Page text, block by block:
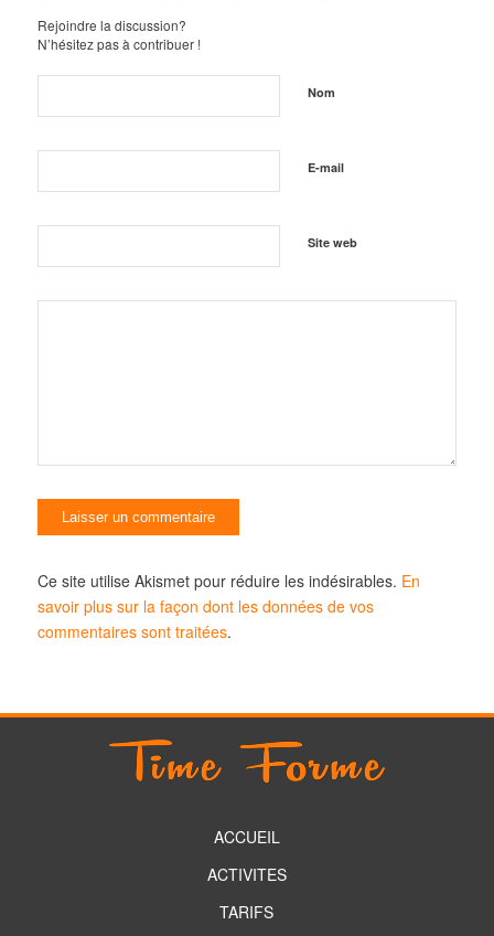
Rejoindre la discussion?
N’hésitez pas à contribuer !
Nom
E-mail
Site web
Ce site utilise Akismet pour réduire les indésirables. En
savoir plus sur la façon dont les données de vos
commentaires sont traitées.
ACCUEIL
ACTIVITES
TARIFS